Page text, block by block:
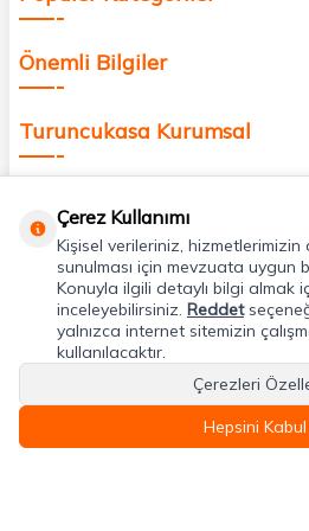
Önemli Bilgiler
Turuncukasa Kurumsal
Uygulamalarımız
Adres & İletişim
Çerez Kullanımı
Kişisel verileriniz,
sunulması için mevzuata uygun
Konuyla ilgili detaylı bilgi almak
inceleyebilirsiniz. Reddet
yalnızca internet sitemizin
kullanılacaktır.
Çerezleri
Hepsini